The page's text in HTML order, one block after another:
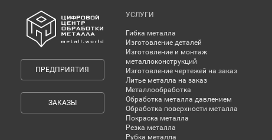
ПРЕДПРИЯТИЯ
ЗАКАЗЫ
УСЛУГИ
Гибка металла
Изготовление деталей
Изготовление и монтаж
металлоконструкций
Изготовление чертежей на заказ
Литье металла на заказ
Металлообработка
Обработка металла давлением
Обработка поверхности металла
Покраска металла
Резка металла
Рубка металла